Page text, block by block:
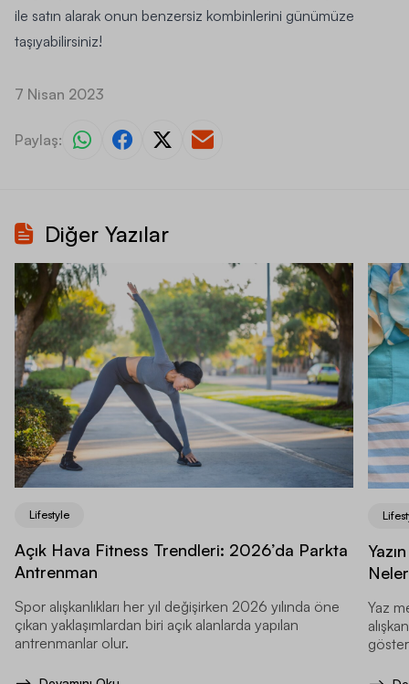
ile satın alarak onun benzersiz kombinlerini günümüze
taşıyabilirsiniz!
7 Nisan 2023
Paylaş:
Diğer Yazılar
Lifestyle
Açık Hava Fitness Trendleri: 2026’da Parkta
Antrenman
Spor alışkanlıkları her yıl değişirken 2026 yılında öne
çıkan yaklaşımlardan biri açık alanlarda yapılan
antrenmanlar olur.
Yaz